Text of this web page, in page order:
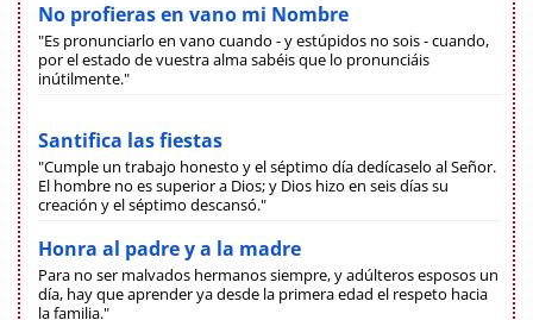
No profieras en vano mi Nombre
"Es pronunciarlo en vano cuando - y estúpidos no sois - cuando,
por el estado de vuestra alma sabéis que lo pronunciáis
inútilmente."
Santifica las fiestas
"Cumple un trabajo honesto y el séptimo día dedícaselo al Señor.
El hombre no es superior a Dios; y Dios hizo en seis días su
creación y el séptimo descansó."
Honra al padre y a la madre
Para no ser malvados hermanos siempre, y adúlteros esposos un
día, hay que aprender ya desde la primera edad el respeto hacia
la familia."